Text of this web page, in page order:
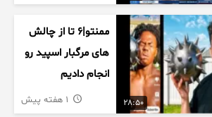
28:50
ممنتو|۶ تا از چالش
های مرگبار اسپید رو
انجام دادیم